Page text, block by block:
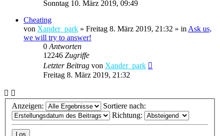
Sonntag 10. März 2019, 09:49
Cheating
von Xander_park » Freitag 8. März 2019, 21:32 » in Ask us,
we will try to answer!
0 Antworten
12246 Zugriffe
Letzter Beitrag von Xander_park
Freitag 8. März 2019, 21:32
Anzeigen:
Sortiere nach:
Richtung: